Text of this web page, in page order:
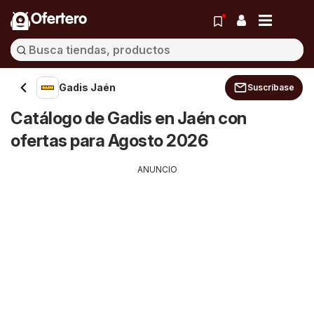
Ofertero
Gadis Jaén Suscríbase
Catálogo de Gadis en Jaén con
ofertas para Agosto 2026
ANUNCIO